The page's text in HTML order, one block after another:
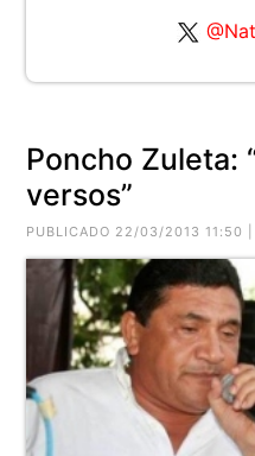
Poncho Zuleta:
versos”
PUBLICADO 22/03/2013 11:50 |